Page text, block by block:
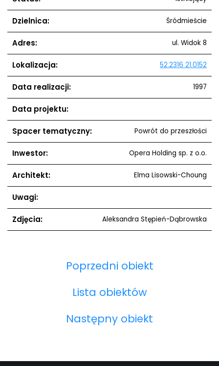
Dzielnica: Śródmieście
Adres: ul. Widok 8
Lokalizacja: 52.2316 21.0152
Data realizacji: 1997
Data projektu:
Spacer tematyczny: Powrót do przeszłości
Inwestor: Opera Holding sp. z o.o.
Architekt: Elma Lisowski-Choung
Uwagi:
Zdjęcia: Aleksandra Stępień-Dąbrowska
Poprzedni obiekt
Lista obiektów
Następny obiekt